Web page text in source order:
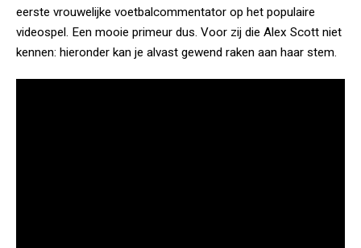
eerste vrouwelijke voetbalcommentator op het populaire
videospel. Een mooie primeur dus. Voor zij die Alex Scott niet
kennen: hieronder kan je alvast gewend raken aan haar stem.